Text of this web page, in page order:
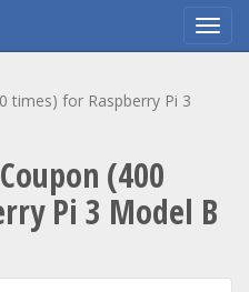
times) for Raspberry Pi 3
(400
Pi 3 Model B